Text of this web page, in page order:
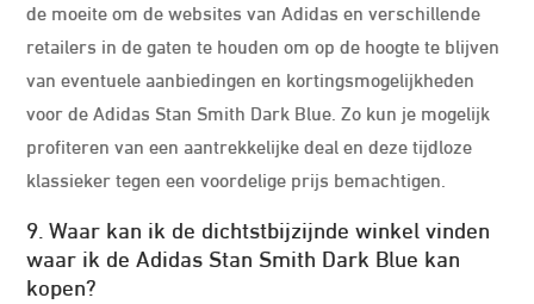
de moeite om de websites van Adidas en verschillende
retailers in de gaten te houden om op de hoogte te blijven
van eventuele aanbiedingen en kortingsmogelijkheden
voor de Adidas Stan Smith Dark Blue. Zo kun je mogelijk
profiteren van een aantrekkelijke deal en deze tijdloze
klassieker tegen een voordelige prijs bemachtigen.
9. Waar kan ik de dichtstbijzijnde winkel vinden
waar ik de Adidas Stan Smith Dark Blue kan
kopen?